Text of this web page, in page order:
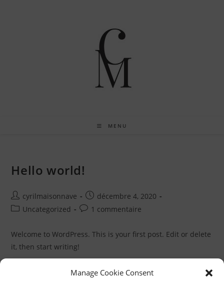
Manage Cookie Consent
MENU
Hello world!
Auteur/autrice
de
cyrilmaisonnave
Publication
publiée :
décembre 4, 2020
PostUncategorized
Commentaires
publication :
1 commentaire
Welcome to WordPress. This is your first post. Edit or delete
it, then start writing!
Continuer La LectureHello
World!